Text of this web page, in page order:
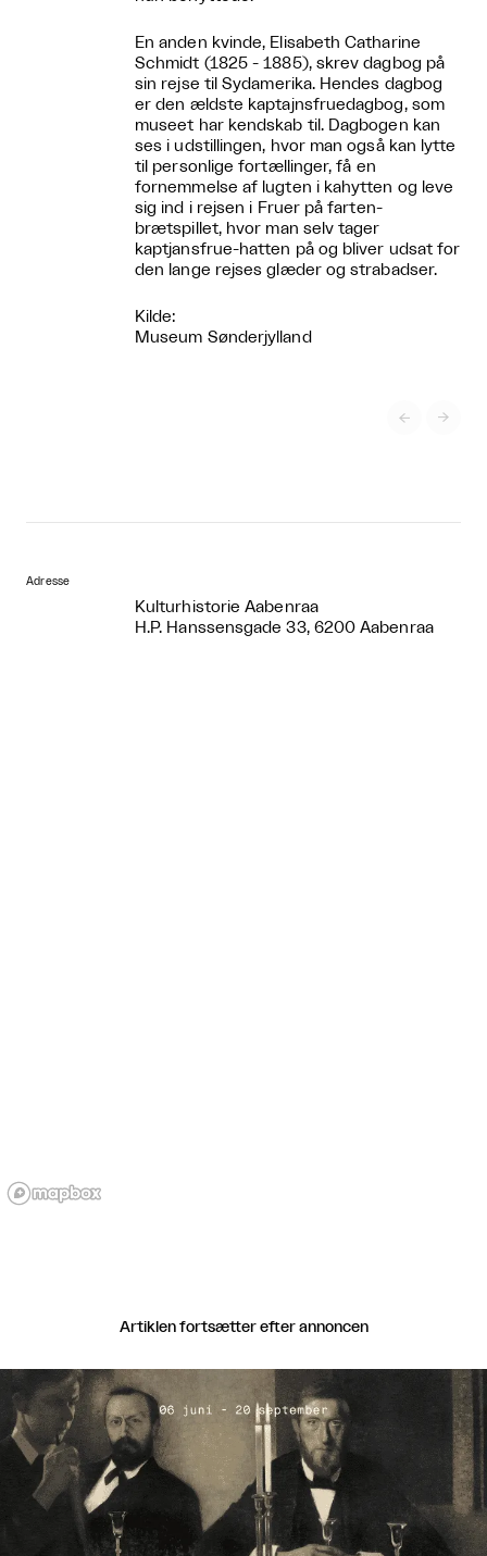
En anden kvinde, Elisabeth Catharine
Schmidt (1825 - 1885), skrev dagbog på
sin rejse til Sydamerika. Hendes dagbog
er den ældste kaptajnsfruedagbog, som
museet har kendskab til. Dagbogen kan
ses i udstillingen, hvor man også kan lytte
til personlige fortællinger, få en
fornemmelse af lugten i kahytten og leve
sig ind i rejsen i Fruer på farten-
brætspillet, hvor man selv tager
kaptjansfrue-hatten på og bliver udsat for
den lange rejses glæder og strabadser.
Kilde:
Museum Sønderjylland
 
Adresse
Kulturhistorie Aabenraa
H.P. Hanssensgade 33, 6200 Aabenraa
Artiklen fortsætter efter annoncen